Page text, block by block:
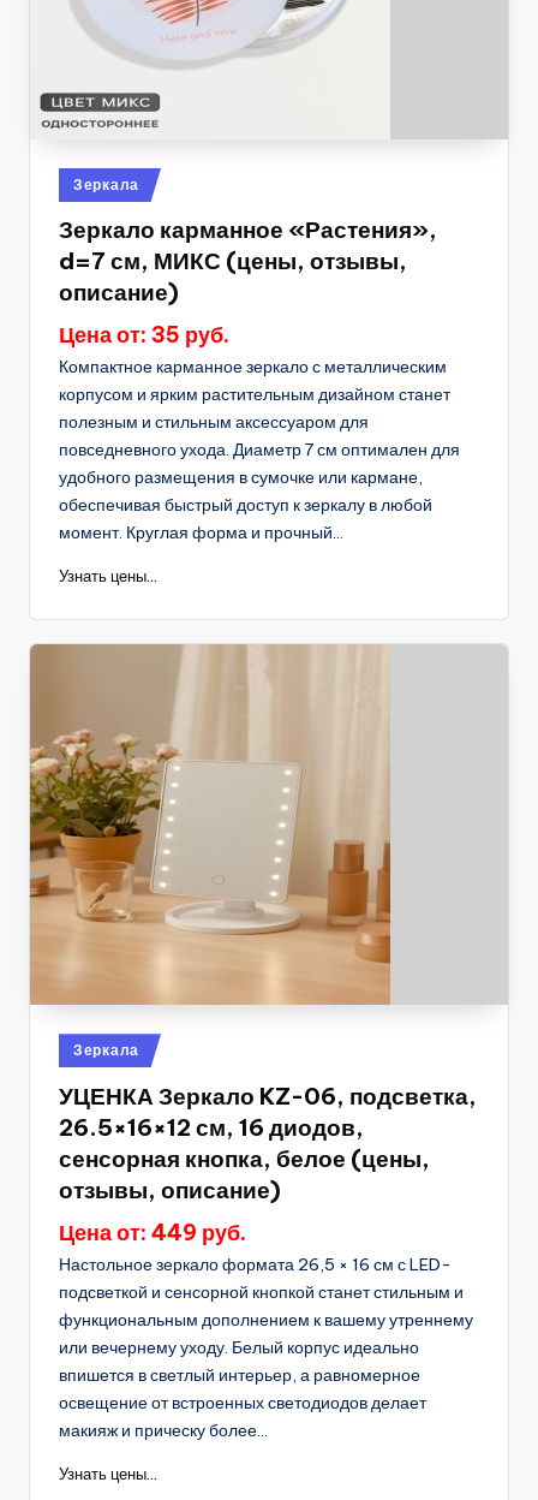
Опубликовано
в
Зеркала
Зеркало карманное «Растения»,
d=7 см, МИКС (цены, отзывы,
описание)
Цена от: 35 руб.
Компактное карманное зеркало с металлическим
корпусом и ярким растительным дизайном станет
полезным и стильным аксессуаром для
повседневного ухода. Диаметр 7 см оптимален для
удобного размещения в сумочке или кармане,
обеспечивая быстрый доступ к зеркалу в любой
момент. Круглая форма и прочный...
Узнать цены...
Опубликовано
в
Зеркала
УЦЕНКА Зеркало KZ-06, подсветка,
26.5×16×12 см, 16 диодов,
сенсорная кнопка, белое (цены,
отзывы, описание)
Цена от: 449 руб.
Настольное зеркало формата 26,5 × 16 см с LED-
подсветкой и сенсорной кнопкой станет стильным и
функциональным дополнением к вашему утреннему
или вечернему уходу. Белый корпус идеально
впишется в светлый интерьер, а равномерное
освещение от встроенных светодиодов делает
макияж и прическу более...
Узнать цены...